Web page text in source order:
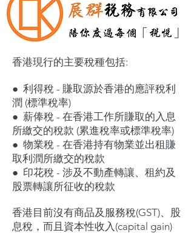
香港現行的主要稅種包括:
● 利得稅 - 賺取源於香港的應評稅利
潤 (標準稅率)
● 薪俸稅 - 在香港工作所賺取的入息
所繳交的稅款 (累進稅率或標準稅率)
● 物業稅 - 在香港持有物業並出租賺
取利潤所繳交的稅款
● 印花稅 - 涉及不動產轉讓、租約及
股票轉讓所征收的稅款
香港目前沒有商品及服務稅(GST)、股
息稅，而且資本性收入(capital gain)